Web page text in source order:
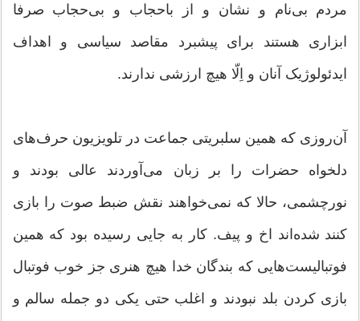
مردم بی‌نام و نشان و از باحجاب و بی‌حجاب صرفا
ابزاری هستند برای پیشبرد مقاصد سیاسی و اهداف
ایدئولوژیک آنان و اِلّا هیچ ارزشی ندارند.
آن‌روزی که همین سلبریتی جماعت در تلویزیون حرف‌های
دلخواه حضرات را بر زبان می‌آوردند عالی بودند و
نورچشمی، حالا که نمی‌خواهند نقش ضبط صوت را بازی
کنند شده‌اند اخ و پیف. کار به جایی رسیده بود که همین
فوتبالیست‌هایی که بندگان خدا هیچ هنری جز خوب فوتبال
بازی کردن بلد نبودند و اغلب حتی یکی دو جمله سالم و